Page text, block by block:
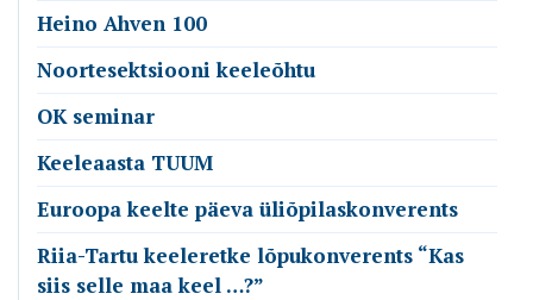
Heino Ahven 100
Noortesektsiooni keeleõhtu
OK seminar
Keeleaasta TUUM
Euroopa keelte päeva üliõpilaskonverents
Riia-Tartu keeleretke lõpukonverents “Kas
siis selle maa keel …?”